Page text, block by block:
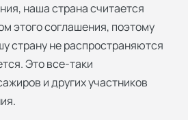
наша страна считается
этого соглашения, поэтому
страну не распространяются
Это все-таки
и других участников